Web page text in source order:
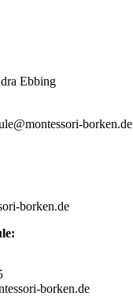
Ebbing
borken.de
borken.de
borken.de